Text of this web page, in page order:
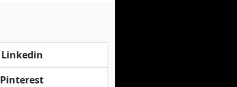
Linkedin
Pinterest